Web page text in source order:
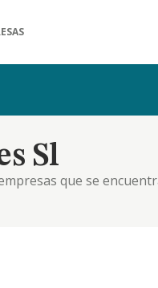
Sl
que se